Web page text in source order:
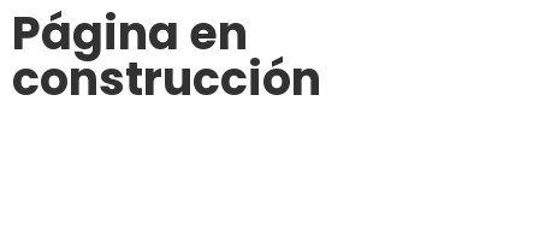
Página en
construcción